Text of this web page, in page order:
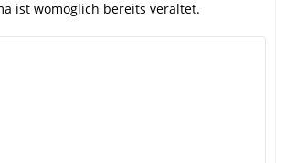
ist womöglich bereits veraltet.